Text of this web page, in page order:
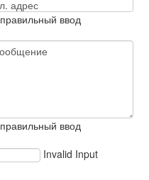
ввод
ввод
Invalid Input